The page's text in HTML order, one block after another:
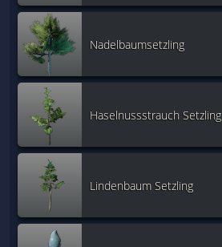
Nadelbaumsetzling
Haselnussstrauch Setzling
Lindenbaum Setzling